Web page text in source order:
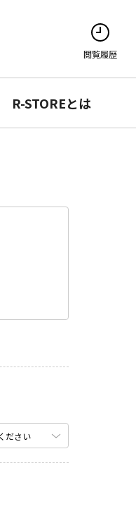
閲覧履歴
R-STOREとは